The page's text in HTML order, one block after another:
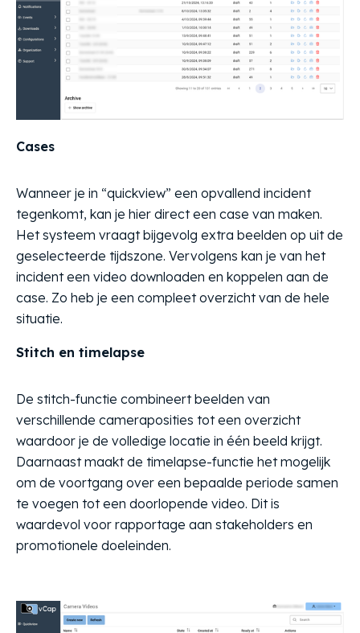
Cases
Wanneer je in “quickview” een opvallend incident
tegenkomt, kan je hier direct een case van maken.
Het systeem vraagt bijgevolg extra beelden op uit de
geselecteerde tijdszone. Vervolgens kan je van het
incident een video downloaden en koppelen aan de
case. Zo heb je een compleet overzicht van de hele
situatie.
Stitch en timelapse
De stitch-functie combineert beelden van
verschillende cameraposities tot een overzicht
waardoor je de volledige locatie in één beeld krijgt.
Daarnaast maakt de timelapse-functie het mogelijk
om de voortgang over een bepaalde periode samen
te voegen tot een doorlopende video. Dit is
waardevol voor rapportage aan stakeholders en
promotionele doeleinden.